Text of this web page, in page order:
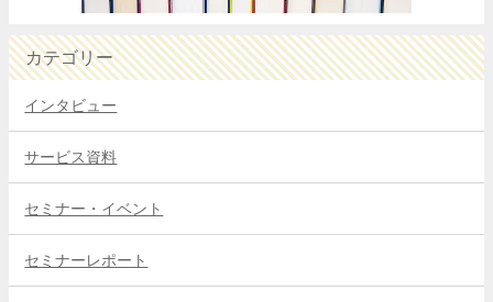
カテゴリー
インタビュー
サービス資料
セミナー・イベント
セミナーレポート